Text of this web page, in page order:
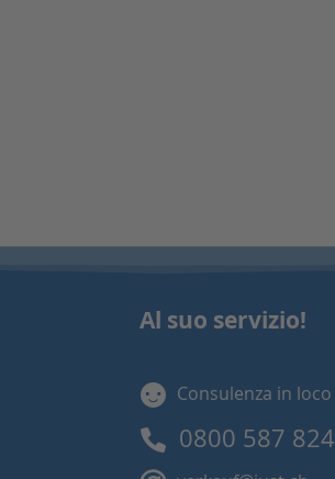
Al suo servizio!
Consulenza in loco
0800 587 824